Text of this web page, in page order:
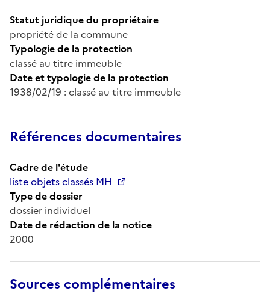
Statut juridique du propriétaire
propriété de la commune
Typologie de la protection
classé au titre immeuble
Date et typologie de la protection
1938/02/19 : classé au titre immeuble
Références documentaires
Cadre de l'étude
liste objets classés MH
Type de dossier
dossier individuel
Date de rédaction de la notice
2000
Sources complémentaires